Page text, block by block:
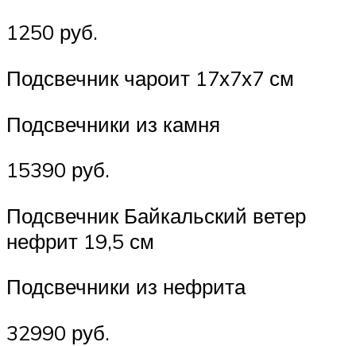
1250 руб.
Подсвечник чароит 17х7х7 см
Подсвечники из камня
15390 руб.
Подсвечник Байкальский ветер
нефрит 19,5 см
Подсвечники из нефрита
32990 руб.